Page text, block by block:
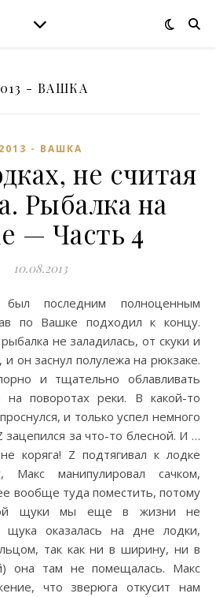
- ВАШКА
2013 - ВАШКА
не считая
Рыбалка на
— Часть 4
10.08.2013
по Вашке подходил к концу.
не заладилась, от скуки и
он заснул полулежа на рюкзаке.
и тщательно облавливать
поворотах реки. В какой-то
и только успел немного
зацепился за что-то блесной. И …
коряга! Z подтягивал к лодке
Макс манипулировал сачком,
вообще туда поместить, потому
щуки мы еще в жизни не
щука оказалась на дне лодки,
так как ни в ширину, ни в
она там не помещалась. Макс
что зверюга откусит нам